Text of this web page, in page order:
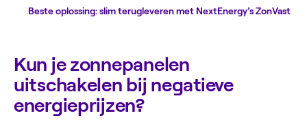
Beste oplossing: slim terugleveren met NextEnergy’s ZonVast
Kun je zonnepanelen
uitschakelen bij negatieve
energieprijzen?